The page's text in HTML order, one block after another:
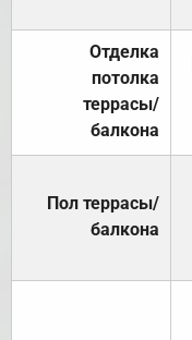
Отделка
потолка
террасы/
балкона
Пол террасы/
балкона